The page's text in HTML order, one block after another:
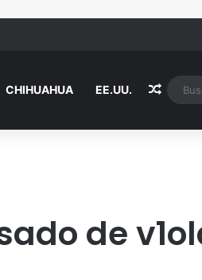
se viraliza
CHIHUAHUA EE.UU.
de